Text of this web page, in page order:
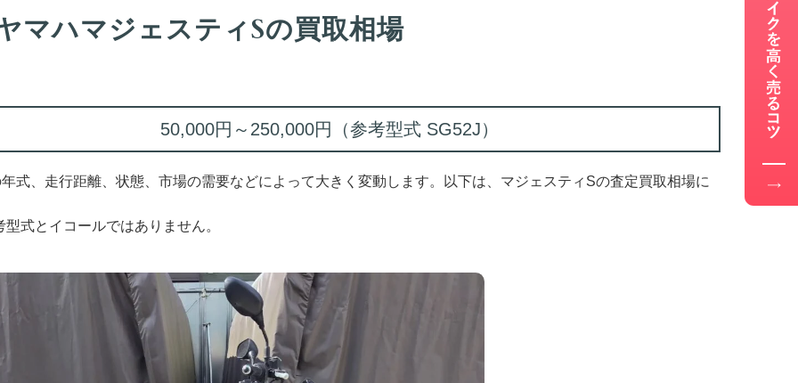
マハマジェスティSの買取相場
50,000円～250,000円（参考型式 SG52J）
式、走行距離、状態、市場の需要などによって大きく変動します。以下は、マジェスティSの査定買取相場に
式とイコールではありません。